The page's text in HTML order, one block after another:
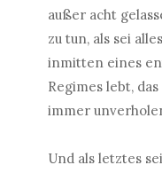
außer acht
zu tun, als sei
inmitten eines
Regimes lebt,
immer
Und als letztes